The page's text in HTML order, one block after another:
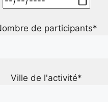
de participants*
Ville de l'activité*